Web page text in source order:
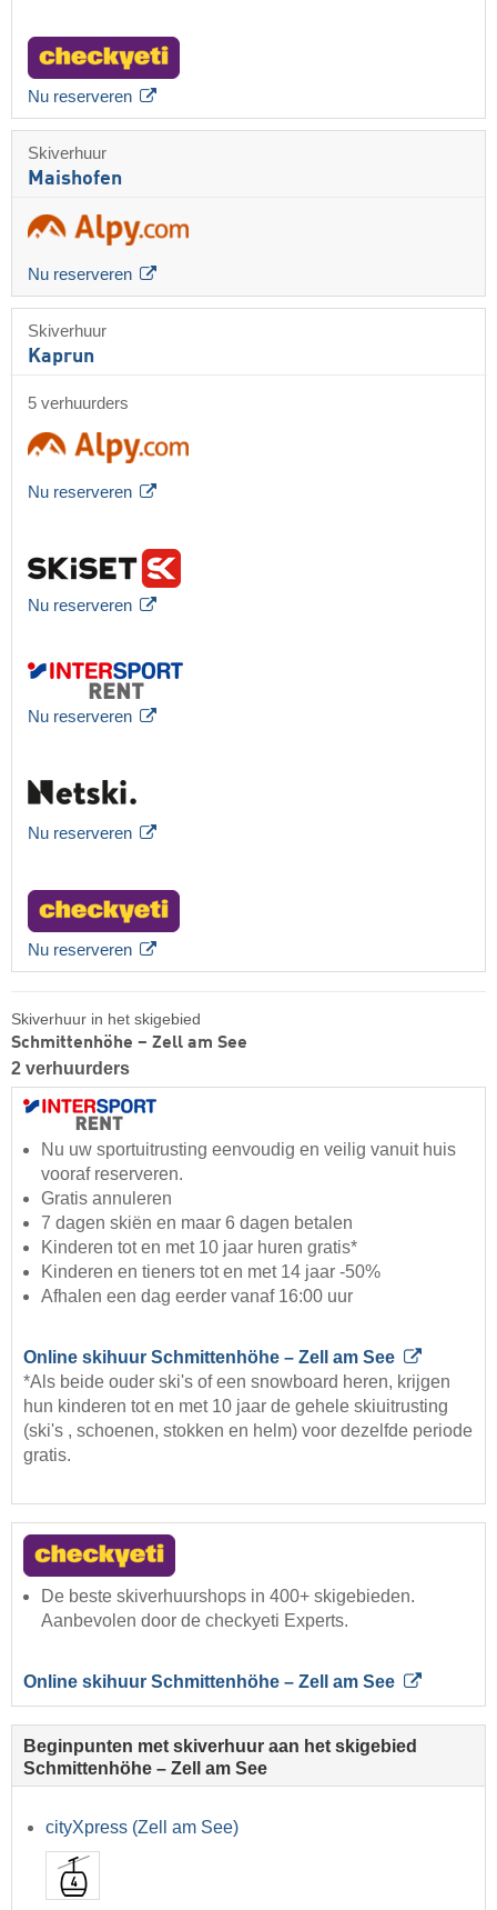
Nu reserveren
Skiverhuur
Maishofen
Nu reserveren
Skiverhuur
Kaprun
5 verhuurders
Nu reserveren
Nu reserveren
Nu reserveren
Nu reserveren
Nu reserveren
Skiverhuur in het skigebied
Schmittenhöhe – Zell am See
2 verhuurders
Nu uw sportuitrusting eenvoudig en veilig vanuit huis
vooraf reserveren.
Gratis annuleren
7 dagen skiën en maar 6 dagen betalen
Kinderen tot en met 10 jaar huren gratis*
Kinderen en tieners tot en met 14 jaar -50%
Afhalen een dag eerder vanaf 16:00 uur
Online skihuur Schmittenhöhe – Zell am See
*Als beide ouder ski's of een snowboard heren, krijgen
hun kinderen tot en met 10 jaar de gehele skiuitrusting
(ski's , schoenen, stokken en helm) voor dezelfde periode
gratis.
De beste skiverhuurshops in 400+ skigebieden.
Aanbevolen door de checkyeti Experts.
Online skihuur Schmittenhöhe – Zell am See
Beginpunten met skiverhuur aan het skigebied
Schmittenhöhe – Zell am See
cityXpress (Zell am See)